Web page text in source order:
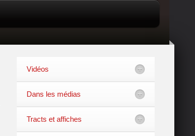
Vidéos
Dans les médias
Tracts et affiches